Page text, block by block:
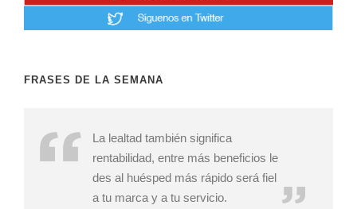
FRASES DE LA SEMANA
La lealtad también significa
rentabilidad, entre más beneficios le
des al huésped más rápido será fiel
a tu marca y a tu servicio.